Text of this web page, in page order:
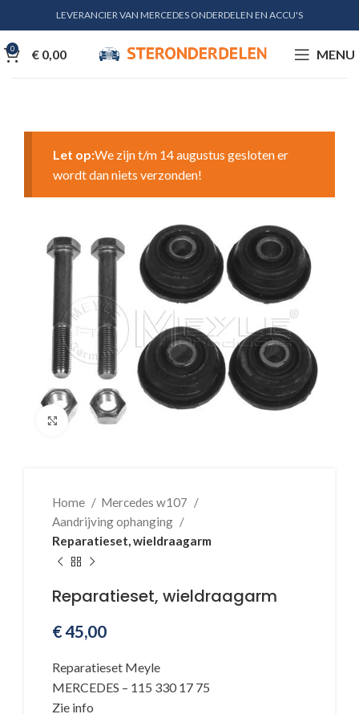
LEVERANCIER VAN MERCEDES ONDERDELEN EN ACCU'S
0 € 0,00 MENU
Let op:We zijn t/m 14 augustus gesloten er
wordt dan niets verzonden!
Klik voor vergroting
Home
Mercedes w107
Aandrijving ophanging
Reparatieset, wieldraagarm
Reparatieset, wieldraagarm
€45,00
Reparatieset Meyle
MERCEDES – 115 330 17 75
Zie info